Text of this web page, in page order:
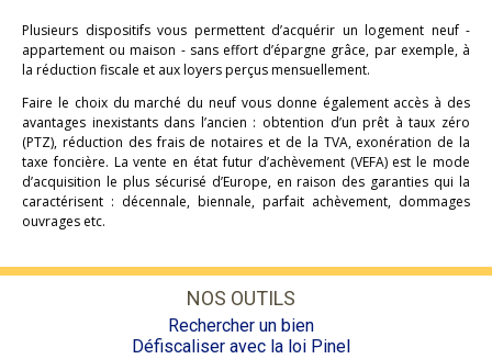
Plusieurs dispositifs vous permettent d’acquérir un logement neuf -
appartement ou maison - sans effort d’épargne grâce, par exemple, à
la réduction fiscale et aux loyers perçus mensuellement.
Faire le choix du marché du neuf vous donne également accès à des
avantages inexistants dans l’ancien : obtention d’un prêt à taux zéro
(PTZ), réduction des frais de notaires et de la TVA, exonération de la
taxe foncière. La vente en état futur d’achèvement (VEFA) est le mode
d’acquisition le plus sécurisé d’Europe, en raison des garanties qui la
caractérisent : décennale, biennale, parfait achèvement, dommages
ouvrages etc.
NOS OUTILS
Rechercher un bien
Défiscaliser avec la loi Pinel